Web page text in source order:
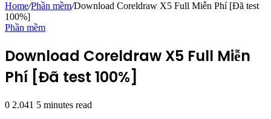
Home/Phần mềm/Download Coreldraw X5 Full Miễn Phí [Đã test
100%]
Phần mềm
Download Coreldraw X5 Full Miễn
Phí [Đã test 100%]
0 2.041 5 minutes read